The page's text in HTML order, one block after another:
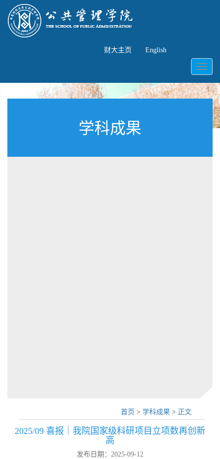
English
财大主页
Toggle
学科成果
首页 > 学科成果> 正文
2025/09 喜报｜我院国家级科研项目立项数再创新
高
发布日期：2025-09-12